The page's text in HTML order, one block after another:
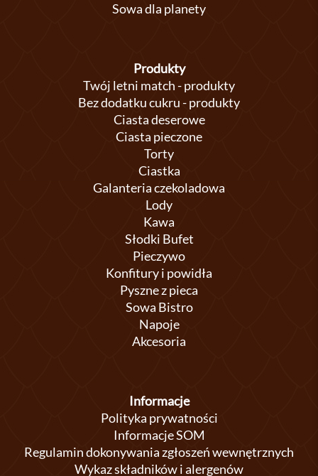
Sowa dla planety
Produkty
Twój letni match - produkty
Bez dodatku cukru - produkty
Ciasta deserowe
Ciasta pieczone
Torty
Ciastka
Galanteria czekoladowa
Lody
Kawa
Słodki Bufet
Pieczywo
Konfitury i powidła
Pyszne z pieca
Sowa Bistro
Napoje
Akcesoria
Informacje
Polityka prywatności
Informacje SOM
Regulamin dokonywania zgłoszeń wewnętrznych
Wykaz składników i alergenów